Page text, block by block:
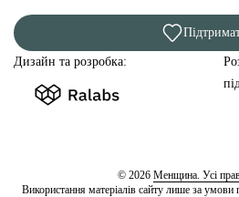
Дизайн та розробка:
© 2026 Менщина. Усі
Використання матеріалів сайту лише за умови